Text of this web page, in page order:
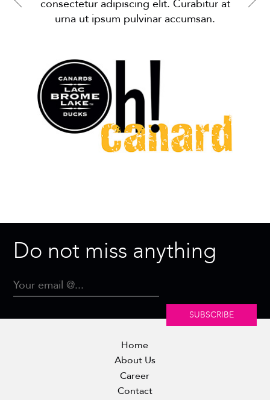
at
consectetur adipiscing elit. Curabitur at
urna ut ipsum pulvinar accumsan.
Do not miss anything
SUBSCRIBE
Home
About Us
Career
Contact